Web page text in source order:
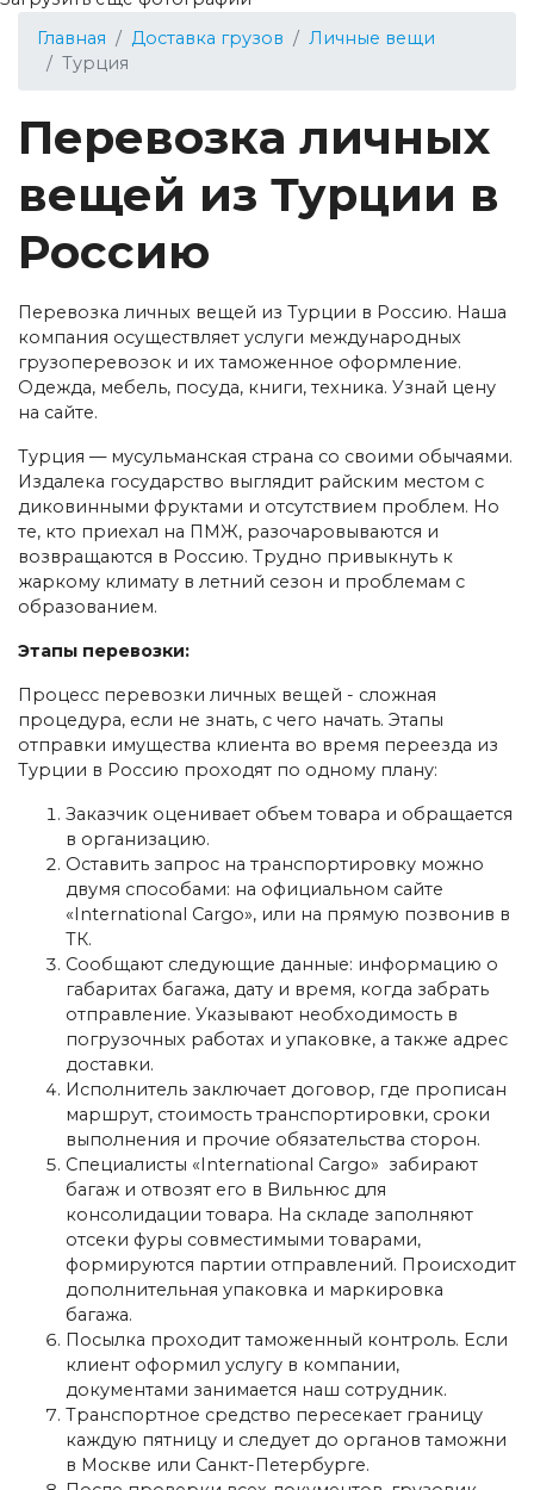
Главная
Доставка грузов
Личные вещи
Турция
Перевозка личных
вещей из Турции в
Россию
Перевозка личных вещей из Турции в Россию. Наша
компания осуществляет услуги международных
грузоперевозок и их таможенное оформление.
Одежда, мебель, посуда, книги, техника. Узнай цену
на сайте.
Турция — мусульманская страна со своими обычаями.
Издалека государство выглядит райским местом с
диковинными фруктами и отсутствием проблем. Но
те, кто приехал на ПМЖ, разочаровываются и
возвращаются в Россию. Трудно привыкнуть к
жаркому климату в летний сезон и проблемам с
образованием.
Этапы перевозки:
Процесс перевозки личных вещей - сложная
процедура, если не знать, с чего начать. Этапы
отправки имущества клиента во время переезда из
Турции в Россию проходят по одному плану:
Заказчик оценивает объем товара и обращается
в организацию.
Оставить запрос на транспортировку можно
двумя способами: на официальном сайте
«International Cargo», или на прямую позвонив в
ТК.
Сообщают следующие данные: информацию о
габаритах багажа, дату и время, когда забрать
отправление. Указывают необходимость в
погрузочных работах и упаковке, а также адрес
доставки.
Исполнитель заключает договор, где прописан
маршрут, стоимость транспортировки, сроки
выполнения и прочие обязательства сторон.
Специалисты «International Cargo» забирают
багаж и отвозят его в Вильнюс для
консолидации товара. На складе заполняют
отсеки фуры совместимыми товарами,
формируются партии отправлений. Происходит
дополнительная упаковка и маркировка
багажа.
Посылка проходит таможенный контроль. Если
клиент оформил услугу в компании,
документами занимается наш сотрудник.
Транспортное средство пересекает границу
каждую пятницу и следует до органов таможни
в Москве или Санкт-Петербурге.